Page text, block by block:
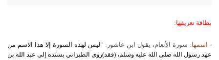
بطاقة تعريفها:
- اسمها: سورة الأنعام، يقول ابن عاشور: "ليس لهذه السورة إلا هذا الاسم من
عهد رسول الله صلى الله عليه وسلم، (فقد)روى الطبراني بسنده إلى عبد الله بن